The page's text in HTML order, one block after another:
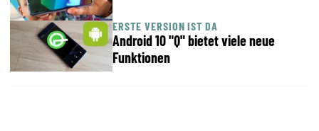
ERSTE VERSION IST DA
Android 10 "Q" bietet viele neue
Funktionen